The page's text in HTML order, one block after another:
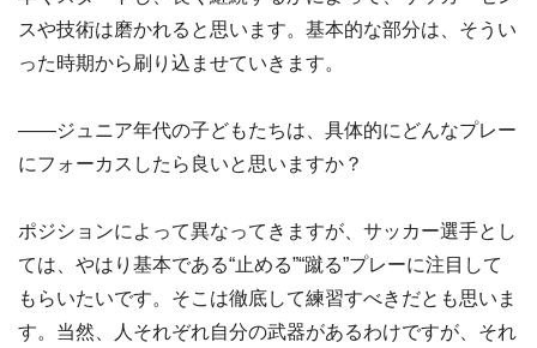
スや技術は磨かれると思います。基本的な部分は、そうい
った時期から刷り込ませていきます。
――ジュニア年代の子どもたちは、具体的にどんなプレー
にフォーカスしたら良いと思いますか？
ポジションによって異なってきますが、サッカー選手とし
ては、やはり基本である“止める”“蹴る”プレーに注目して
もらいたいです。そこは徹底して練習すべきだとも思いま
す。当然、人それぞれ自分の武器があるわけですが、それ